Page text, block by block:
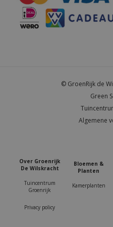
© GroenRijk de
Green
Algemene
Over Groenrijk
De Wilskracht
Tuincentrum
Groenrijk
Privacy policy
Bloemen &
Planten
Kamerplanten